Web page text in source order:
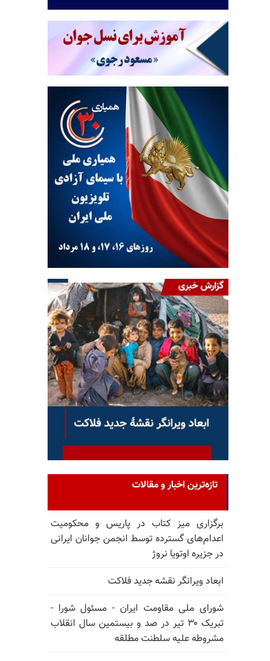
تازه‌ترین اخبار و مقالات
برگزاری میز کتاب در پاریس و محکومیت
اعدام‌های گسترده توسط انجمن جوانان ایرانی
در جزیره اوتویا نروژ
ابعاد ویرانگر نقشه جدید فلاکت
شورای ملی مقاومت ایران - مسئول شورا -
تبریک ۳۰ تیر در صد و بیستمین سال انقلاب
مشروطه علیه سلطنت مطلقه